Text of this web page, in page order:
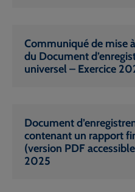
Communiqué de mise
du Document
universel – Exercice
Document
contenant un rapport
(version PDF
2025